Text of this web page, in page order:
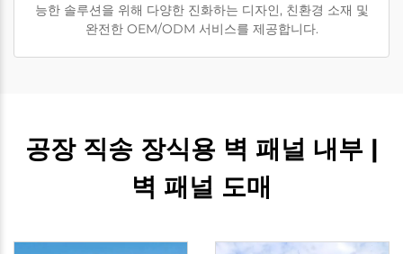
능한 솔루션을 위해 다양한 진화하는 디자인, 친환경 소재 및
완전한 OEM/ODM 서비스를 제공합니다.
공장 직송 장식용 벽 패널 내부 |
벽 패널 도매